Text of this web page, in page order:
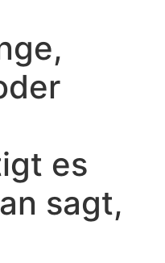
es
sagt,